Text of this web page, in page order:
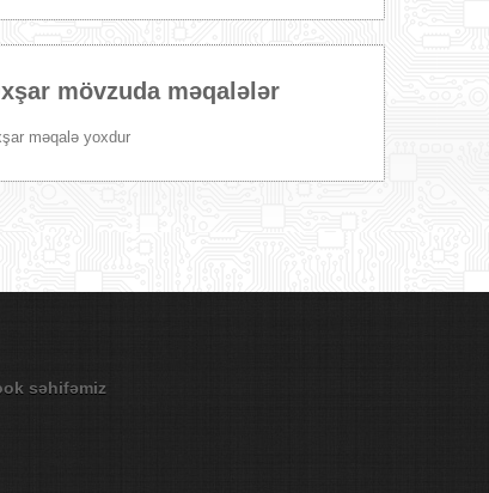
mövzuda məqalələr
məqalə yoxdur
səhifəmiz